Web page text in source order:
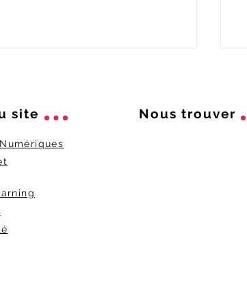
à Rennes : formations,
site Nous trouver